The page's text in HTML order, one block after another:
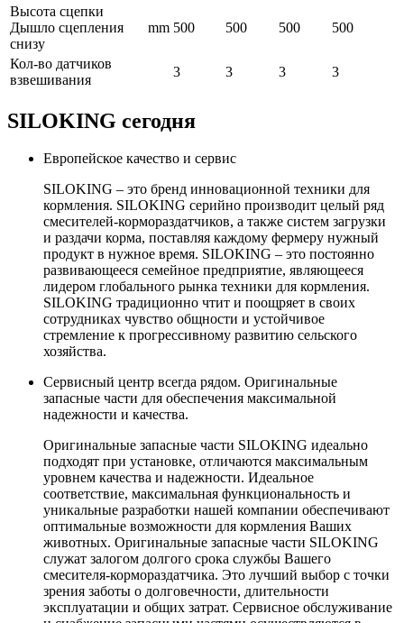
Высота сцепки
Дышло сцепления
снизу
mm 500 500 500 500
Кол-во датчиков
взвешивания
3 3 3 3
SILOKING сегодня
Европейское качество и сервис
SILOKING – это бренд инновационной техники для
кормления. SILOKING серийно производит целый ряд
смесителей-кормораздатчиков, а также систем загрузки
и раздачи корма, поставляя каждому фермеру нужный
продукт в нужное время. SILOKING – это постоянно
развивающееся семейное предприятие, являющееся
лидером глобального рынка техники для кормления.
SILOKING традиционно чтит и поощряет в своих
сотрудниках чувство общности и устойчивое
стремление к прогрессивному развитию сельского
хозяйства.
Сервисный центр всегда рядом. Оригинальные
запасные части для обеспечения максимальной
надежности и качества.
Оригинальные запасные части SILOKING идеально
подходят при установке, отличаются максимальным
уровнем качества и надежности. Идеальное
соответствие, максимальная функциональность и
уникальные разработки нашей компании обеспечивают
оптимальные возможности для кормления Ваших
животных. Оригинальные запасные части SILOKING
служат залогом долгого срока службы Вашего
смесителя-кормораздатчика. Это лучший выбор с точки
зрения заботы о долговечности, длительности
эксплуатации и общих затрат. Сервисное обслуживание